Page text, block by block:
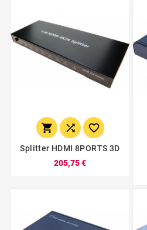
  
Splitter HDMI 8PORTS 3D
205,75 €